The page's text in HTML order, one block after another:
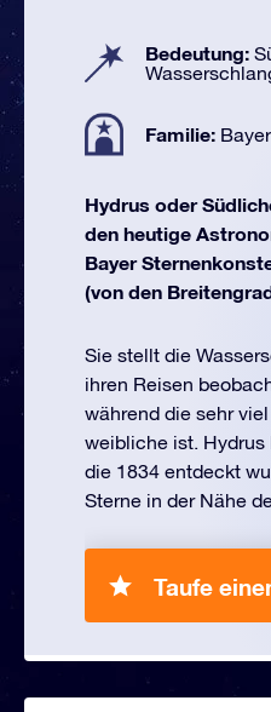
Bedeutung:
Familie: Bayer
Hydrus oder
den heutige
Bayer
(von den
Sie stellt die
ihren Reisen
während die sehr
weibliche ist. Hydrus
die 1834 entdeckt
Sterne in der Nähe
Taufe